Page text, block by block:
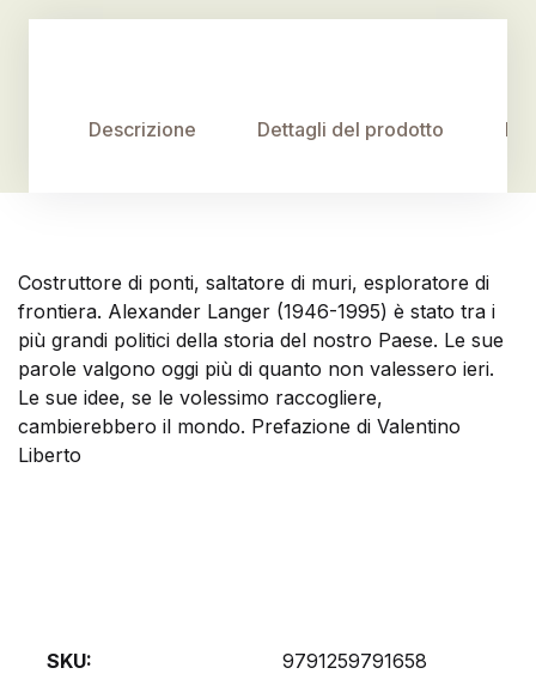
Descrizione Dettagli del prodotto
Costruttore di ponti, saltatore di muri, esploratore di
frontiera. Alexander Langer (1946-1995) è stato tra i
più grandi politici della storia del nostro Paese. Le sue
parole valgono oggi più di quanto non valessero ieri.
Le sue idee, se le volessimo raccogliere,
cambierebbero il mondo. Prefazione di Valentino
Liberto
SKU: 9791259791658